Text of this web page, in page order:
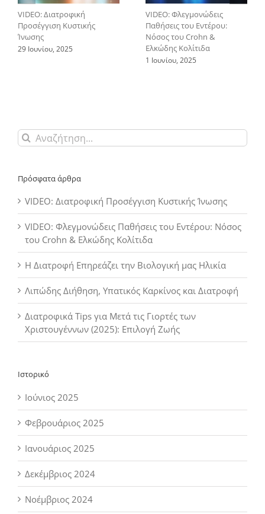
VIDEO: Διατροφική
Προσέγγιση Κυστικής
Ίνωσης
29 Ιουνίου, 2025
VIDEO: Φλεγμονώδεις
Παθήσεις του Εντέρου:
Νόσος του Crohn &
Ελκώδης Κολίτιδα
1 Ιουνίου, 2025
Αναζήτηση
για:
Πρόσφατα άρθρα
VIDEO: Διατροφική Προσέγγιση Κυστικής Ίνωσης
VIDEO: Φλεγμονώδεις Παθήσεις του Εντέρου: Νόσος
του Crohn & Ελκώδης Κολίτιδα
Η Διατροφή Επηρεάζει την Βιολογική μας Ηλικία
Λιπώδης Διήθηση, Υπατικός Καρκίνος και Διατροφή
Διατροφικά Tips για Μετά τις Γιορτές των
Χριστουγέννων (2025): Επιλογή Ζωής
Ιστορικό
Ιούνιος 2025
Φεβρουάριος 2025
Ιανουάριος 2025
Δεκέμβριος 2024
Νοέμβριος 2024